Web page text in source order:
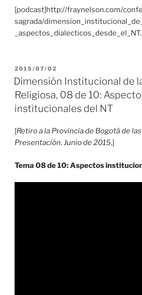
[podcast]http://fraynelson.com/
sagrada/
PUBLICADO
EL
2015/07/02
Dimensión Institucional de
Religiosa, 08 de 10:
institucionales del NT
[Retiro a la Provincia de Bogotá de
Presentación. Junio de 2015,]
Tema 08 de 10: Aspectos